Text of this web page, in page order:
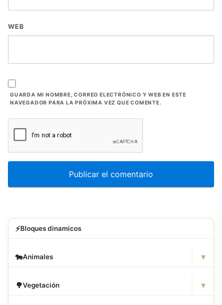
WEB
GUARDA MI NOMBRE, CORREO ELECTRÓNICO Y WEB EN ESTE
NAVEGADOR PARA LA PRÓXIMA VEZ QUE COMENTE.
⚡Bloques dinamicos
🐄Animales ▾
🌳Vegetación ▾